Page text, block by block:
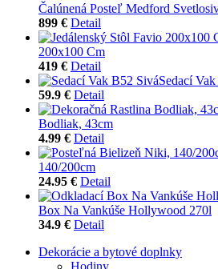
Čalúnená Posteľ Medford
899 € Detail
200x100 Cm
419 € Detail
Sedací
59.9 € Detail
Bodliak, 43cm
4.99 € Detail
140/200cm
24.95 € Detail
Box Na Vankúše Hollywood 270l
34.9 € Detail
Dekorácie a bytové doplnky
Hodiny